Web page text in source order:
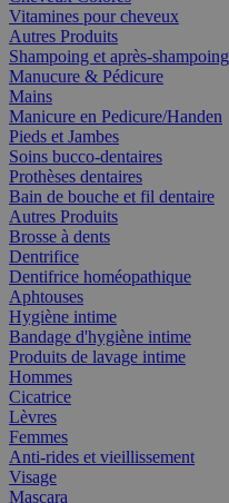
Vitamines pour cheveux
Autres Produits
Shampoing et après-shampoing
Manucure & Pédicure
Mains
Manicure en Pedicure/Handen
Pieds et Jambes
Soins bucco-dentaires
Prothèses dentaires
Bain de bouche et fil dentaire
Autres Produits
Brosse à dents
Dentrifice
Dentifrice homéopathique
Aphtouses
Hygiène intime
Bandage d'hygiène intime
Produits de lavage intime
Hommes
Cicatrice
Lèvres
Femmes
Anti-rides et vieillissement
Visage
Mascara